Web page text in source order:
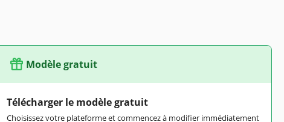
Modèle gratuit
Télécharger le modèle gratuit
Choisissez votre plateforme et commencez à modifier immédiatement